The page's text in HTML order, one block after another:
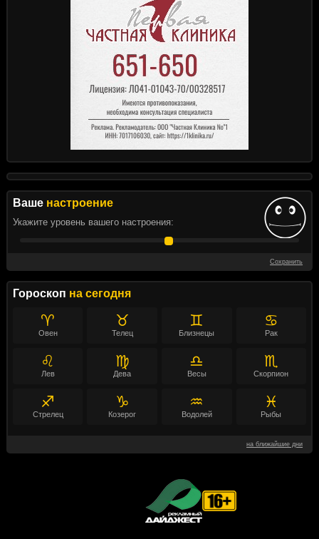
Ваше настроение
Укажите уровень вашего настроения:
Сохранить
Гороскоп на сегодня
♈
Овен
♉
Телец
♊
Близнецы
♋
Рак
♌
Лев
♍
Дева
♎
Весы
♏
Скорпион
♐
Стрелец
♑
Козерог
♒
Водолей
♓
Рыбы
на ближайшие дни